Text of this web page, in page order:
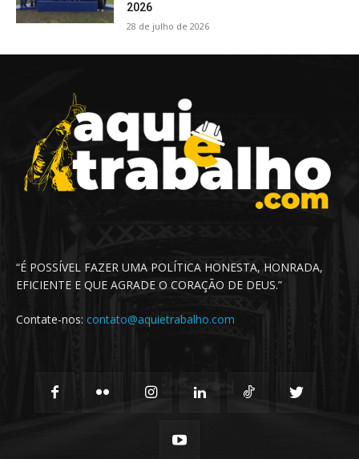
2026
28 de julho de 2026
“É POSSÍVEL FAZER UMA POLÍTICA HONESTA, HONRADA,
EFICIENTE E QUE AGRADE O CORAÇÃO DE DEUS.”
Contate-nos: contato@aquietrabalho.com